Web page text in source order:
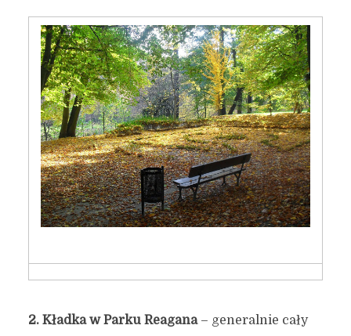
2. Kładka w Parku Reagana– generalnie cały